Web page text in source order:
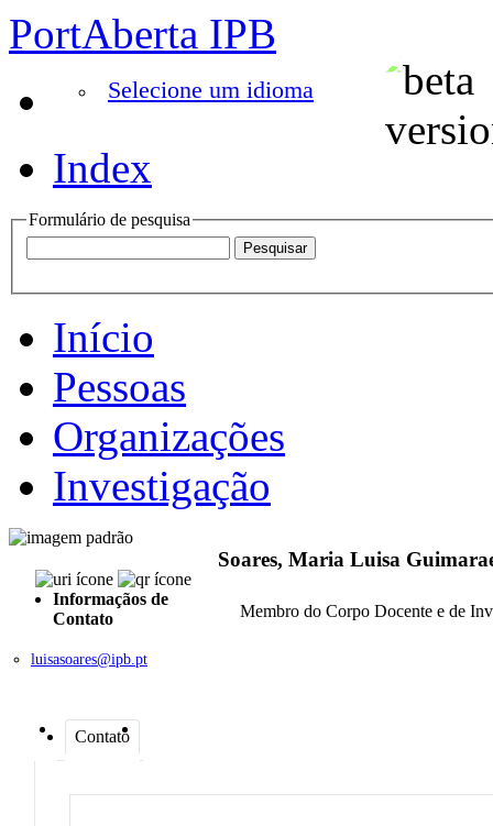
PortAberta IPB
Selecione um idioma
Index
Formulário de pesquisa
Início
Pessoas
Organizações
Investigação
Informaçãos de
Contato
luisasoares@ipb.pt
Soares, Maria Luisa
Membro do Corpo Docente e de
Contato